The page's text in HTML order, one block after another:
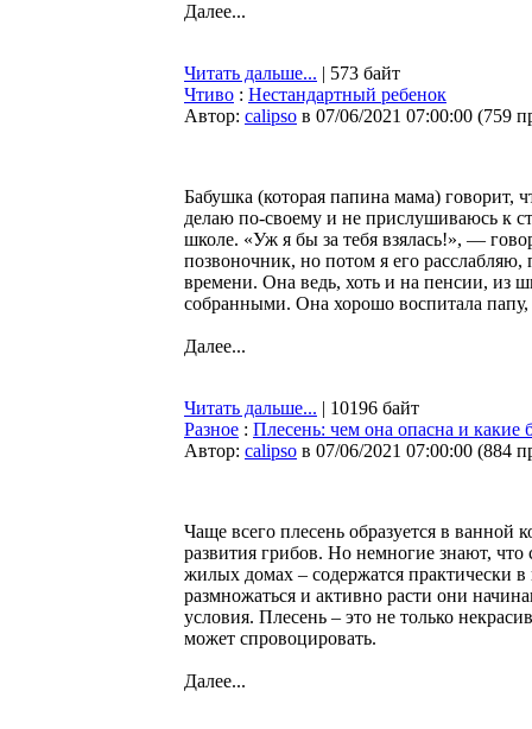
Далее...
Читать дальше... | 573 байт
Чтиво : Нестандартный ребенок
Автор: calipso в 07/06/2021 07:00:00 (759
Бабушка (которая папина мама) говорит,
делаю по-своему и не прислушиваюсь к
школе. «Уж я бы за тебя взялась!», —
позвоночник, но потом я его расслабляю,
времени. Она ведь, хоть и на пенсии, из
собранными. Она хорошо воспитала
Далее...
Читать дальше... | 10196 байт
Разное : Плесень: чем она опасна и какие
Автор: calipso в 07/06/2021 07:00:00 (884
Чаще всего плесень образуется в ванной
развития грибов. Но немногие знают,
жилых домах – содержатся практически
размножаться и активно расти они
условия. Плесень – это не только
может спровоцировать.
Далее...